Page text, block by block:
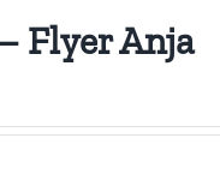
Flyer Anja